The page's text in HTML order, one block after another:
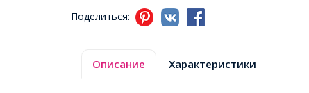
Поделиться:
Описание Характеристики